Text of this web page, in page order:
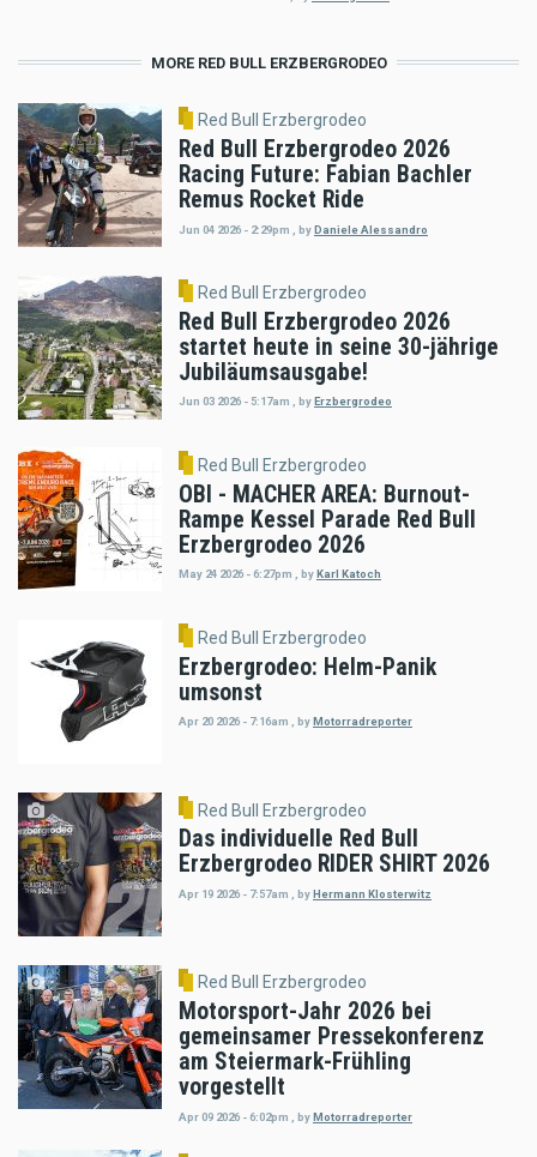
MORE RED BULL ERZBERGRODEO
Red Bull Erzbergrodeo
Red Bull Erzbergrodeo 2026
Racing Future: Fabian Bachler
Remus Rocket Ride
Jun 04 2026 - 2:29pm byDaniele Alessandro
Red Bull Erzbergrodeo
Red Bull Erzbergrodeo 2026
startet heute in seine 30-jährige
Jubiläumsausgabe!
Jun 03 2026 - 5:17am , by Erzbergrodeo
Red Bull Erzbergrodeo
OBI - MACHER AREA: Burnout-
Rampe Kessel Parade Red Bull
Erzbergrodeo 2026
May 24 2026 - 6:27pm byKarl Katoch
Red Bull Erzbergrodeo
Erzbergrodeo: Helm-Panik
umsonst
Apr 20 2026 - 7:16am byMotorradreporter
Red Bull Erzbergrodeo
Das individuelle Red Bull
Erzbergrodeo RIDER SHIRT 2026
Apr 19 2026 - 7:57am byHermann Klosterwitz
Red Bull Erzbergrodeo
Motorsport-Jahr 2026 bei
gemeinsamer Pressekonferenz
am Steiermark-Frühling
vorgestellt
Apr 09 2026 - 6:02pm byMotorradreporter